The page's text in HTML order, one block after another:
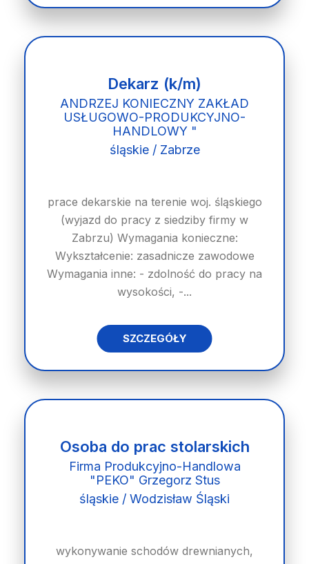
Dekarz (k/m)
ANDRZEJ KONIECZNY ZAKŁAD
USŁUGOWO-PRODUKCYJNO-
HANDLOWY "
śląskie / Zabrze
prace dekarskie na terenie woj. śląskiego
(wyjazd do pracy z siedziby firmy w
Zabrzu) Wymagania konieczne:
Wykształcenie: zasadnicze zawodowe
Wymagania inne: - zdolność do pracy na
wysokości, -...
SZCZEGÓŁY
Osoba do prac stolarskich
Firma Produkcyjno-Handlowa
"PEKO" Grzegorz Stus
śląskie / Wodzisław Śląski
wykonywanie schodów drewnianych,